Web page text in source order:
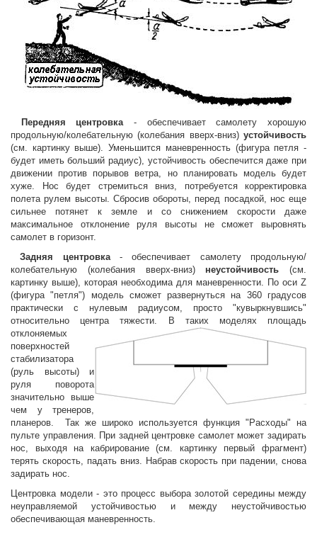
Передняя центровка - обеспечивает самолету хорошую
продольную/колебательную (колебания вверх-вниз) устойчивость
(см. картинку выше). Уменьшится маневренность (фигура петля -
будет иметь больший радиус), устойчивость обеспечится даже при
движении против порывов ветра, но планировать модель будет
хуже. Нос будет стремиться вниз, потребуется корректировка
полета рулем высоты. Сбросив обороты, перед посадкой, нос еще
сильнее потянет к земле и со снижением скорости даже
максимальное отклонение руля высоты не сможет выровнять
самолет в горизонт.
Задняя центровка- обеспечивает самолету продольную/
колебательную (колебания вверх-вниз) неустойчивость (см.
картинку выше), которая необходима для маневренности. По оси Z
(фигура "петля") модель сможет развернуться на 360 градусов
практически с нулевым радиусом, просто "кувыркнувшись"
относительно центра тяжести. В таких моделях площадь
отклоняемых
поверхностей
стабилизатора
(руль высоты) и
руля поворота
значительно выше
чем у тренеров,
планеров. Так же широко используется функция "Расходы" на
пульте управления. При задней центровке самолет может задирать
нос, выходя на кабрирование (см. картинку первый фрагмент)
терять скорость, падать вниз. Набрав скорость при падении, снова
задирать нос.
Центровка модели - это процесс выбора золотой середины между
неуправляемой устойчивостью и между неустойчивостью
обеспечивающая маневренность.